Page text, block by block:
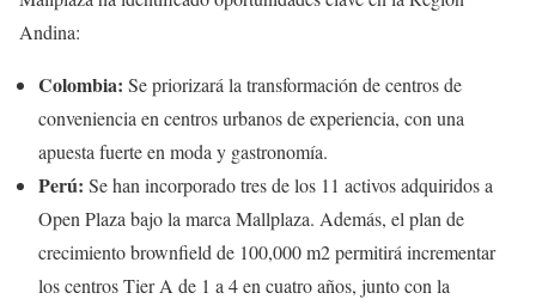
Andina:
Colombia: Se priorizará la transformación de centros de
conveniencia en centros urbanos de experiencia, con una
apuesta fuerte en moda y gastronomía.
Perú: Se han incorporado tres de los 11 activos adquiridos a
Open Plaza bajo la marca Mallplaza. Además, el plan de
crecimiento brownfield de 100,000 m2 permitirá incrementar
los centros Tier A de 1 a 4 en cuatro años, junto con la